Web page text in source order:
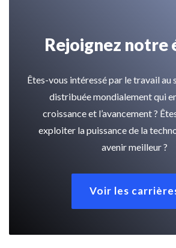
Rejoignez notre
Êtes-vous intéressé par le travail au
distribuée mondialement qui
croissance et l’avancement ?
exploiter la puissance de la
avenir meilleur ?
Voir les